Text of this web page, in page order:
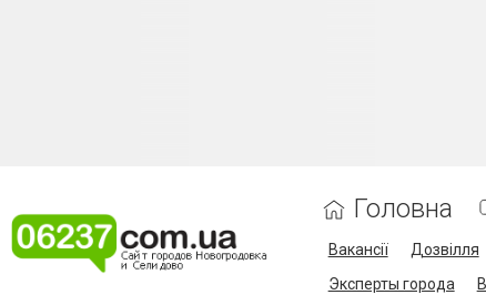
Головна
Вакансії Дозвілля
Эксперты города